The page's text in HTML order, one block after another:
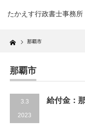
たかえす行政書士事務所
Home 那覇市
那覇市
3.3
2023
給付金：